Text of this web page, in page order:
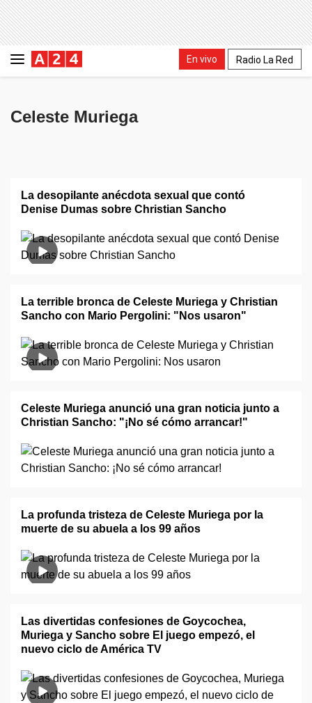
En vivo Radio La Red
Celeste Muriega
La desopilante anécdota sexual que contó
Denise Dumas sobre Christian Sancho
La terrible bronca de Celeste Muriega y Christian
Sancho con Mario Pergolini: "Nos usaron"
Celeste Muriega anunció una gran noticia junto a
Christian Sancho: "¡No sé cómo arrancar!"
La profunda tristeza de Celeste Muriega por la
muerte de su abuela a los 99 años
Las divertidas confesiones de Goycochea,
Muriega y Sancho sobre El juego empezó, el
nuevo ciclo de América TV